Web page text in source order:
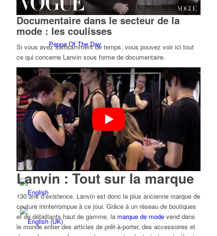
Réserver
Peppa Of The Day
Contact
x Instagram
x TikTok
x YouTube
Documentaire dans le secteur de la
mode : les coulisses
Si vous avez suffisamment de temps, vous pouvez voir ici tout
ce qui concerne Lanvin sous forme de documentaire.
Lanvin : Tout sur la marque
130 ans d’existence. Lanvin est donc la plus ancienne marque de
couture ininterrompue à ce jour. Grâce à un réseau de boutiques
et de détaillants haut de gamme, la marque de modevend dans
le monde entier des articles de prêt-à-porter, des accessoires et